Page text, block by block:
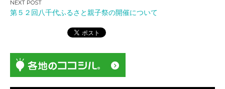
ビ
ゲ
ョ
ン
第５２回八千代ふるさと親子祭の開催について